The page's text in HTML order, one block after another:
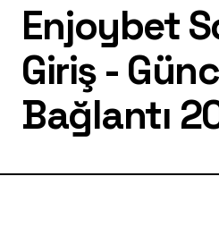
Enjoybet
Giriş -
Bağlantı